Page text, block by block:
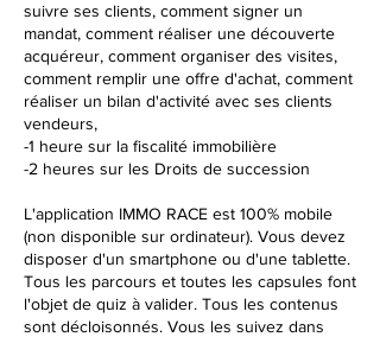
suivre ses clients, comment signer un
mandat, comment réaliser une découverte
acquéreur, comment organiser des visites,
comment remplir une offre d'achat, comment
réaliser un bilan d'activité avec ses clients
vendeurs,
-1 heure sur la fiscalité immobilière
-2 heures sur les Droits de succession
L'application IMMO RACE est 100% mobile
(non disponible sur ordinateur). Vous devez
disposer d'un smartphone ou d'une tablette.
Tous les parcours et toutes les capsules font
l'objet de quiz à valider. Tous les contenus
sont décloisonnés. Vous les suivez dans